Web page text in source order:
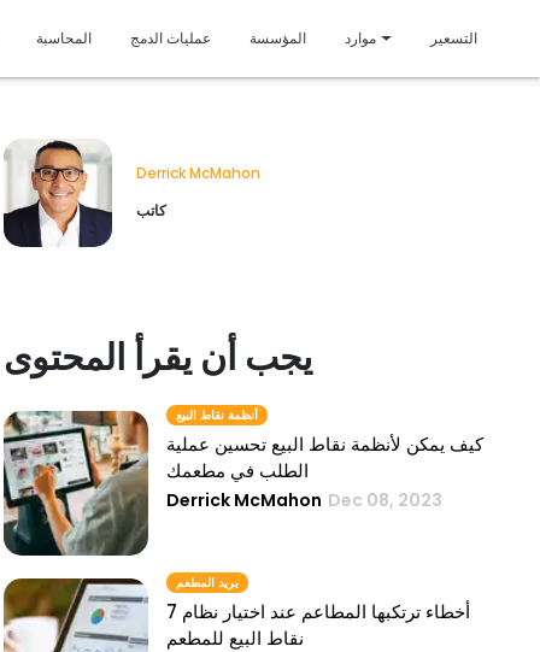
المحاسبة عمليات الدمج المؤسسة موارد التسعير
Derrick McMahon
كاتب
يجب أن يقرأ المحتوى
أنظمة نقاط البيع
كيف يمكن لأنظمة نقاط البيع تحسين عملية
الطلب في مطعمك
Derrick McMahon Dec 08, 2023
بريد المطعم
7 أخطاء ترتكبها المطاعم عند اختيار نظام
نقاط البيع للمطعم